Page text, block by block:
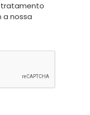
tratamento
a nossa